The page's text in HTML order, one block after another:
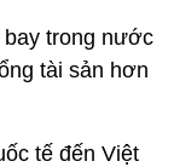
bay trong nước
tài sản hơn
tế đến Việt